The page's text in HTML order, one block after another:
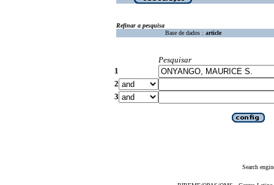
Refinar a pesquisa
Base de dados : article
Pesquisar
1
2
3
Search